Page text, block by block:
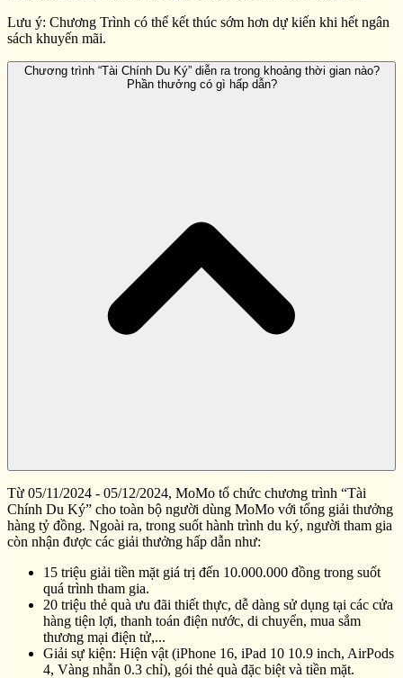
Lưu ý: Chương Trình có thể kết thúc sớm hơn dự kiến khi hết ngân
sách khuyến mãi.
Chương trình “Tài Chính Du Ký” diễn ra trong khoảng thời gian nào?
Phần thưởng có gì hấp dẫn?
Từ 05/11/2024 - 05/12/2024, MoMo tổ chức chương trình “Tài
Chính Du Ký” cho toàn bộ người dùng MoMo với tổng giải thưởng
hàng tỷ đồng. Ngoài ra, trong suốt hành trình du ký, người tham gia
còn nhận được các giải thưởng hấp dẫn như:
15 triệu giải tiền mặt giá trị đến 10.000.000 đồng trong suốt
quá trình tham gia.
20 triệu thẻ quà ưu đãi thiết thực, dễ dàng sử dụng tại các cửa
hàng tiện lợi, thanh toán điện nước, di chuyển, mua sắm
thương mại điện tử,...
Giải sự kiện: Hiện vật (iPhone 16, iPad 10 10.9 inch, AirPods
4, Vàng nhẫn 0.3 chỉ), gói thẻ quà đặc biệt và tiền mặt.